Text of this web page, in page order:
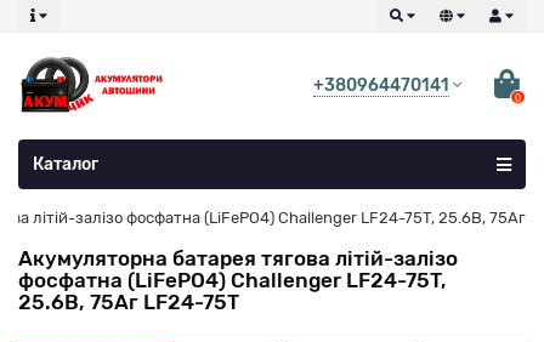
+380964470141
0
Каталог
літій-залізо фосфатна (LiFePO4) Challenger LF24-75T, 25.6В, 75Аг
Акумуляторна батарея тягова літій-залізо
фосфатна (LiFePO4) Challenger LF24-75T,
25.6В, 75Аг LF24-75T